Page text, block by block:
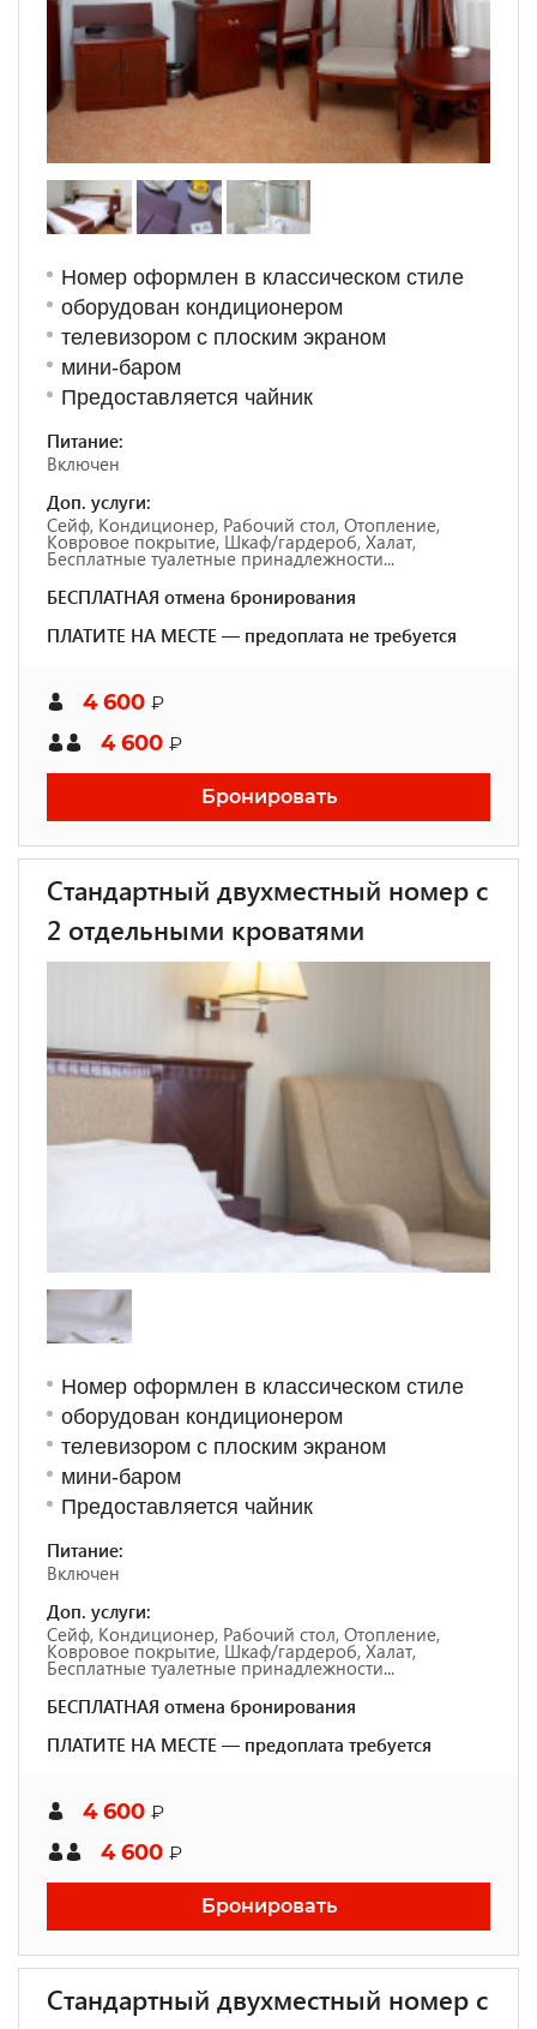
Номер оформлен в классическом стиле
оборудован кондиционером
телевизором с плоским экраном
мини-баром
Предоставляется чайник
Питание:
Включен
Доп. услуги:
Сейф, Кондиционер, Рабочий стол, Отопление,
Ковровое покрытие, Шкаф/гардероб, Халат,
Бесплатные туалетные принадлежности...
БЕСПЛАТНАЯ отмена бронирования
ПЛАТИТЕ НА МЕСТЕ — предоплата не требуется
4 600 ₽
4 600 ₽
Бронировать
Стандартный двухместный номер с
2 отдельными кроватями
Номер оформлен в классическом стиле
оборудован кондиционером
телевизором с плоским экраном
мини-баром
Предоставляется чайник
Питание:
Включен
Доп. услуги:
Сейф, Кондиционер, Рабочий стол, Отопление,
Ковровое покрытие, Шкаф/гардероб, Халат,
Бесплатные туалетные принадлежности...
БЕСПЛАТНАЯ отмена бронирования
ПЛАТИТЕ НА МЕСТЕ — предоплата требуется
4 600 ₽
4 600 ₽
Бронировать
Стандартный двухместный номер с